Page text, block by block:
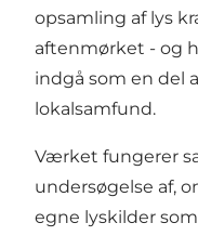
opsamling af lys
aftenmørket - og
indgå som en del
lokalsamfund.
Værket fungerer
undersøgelse af,
egne lyskilder